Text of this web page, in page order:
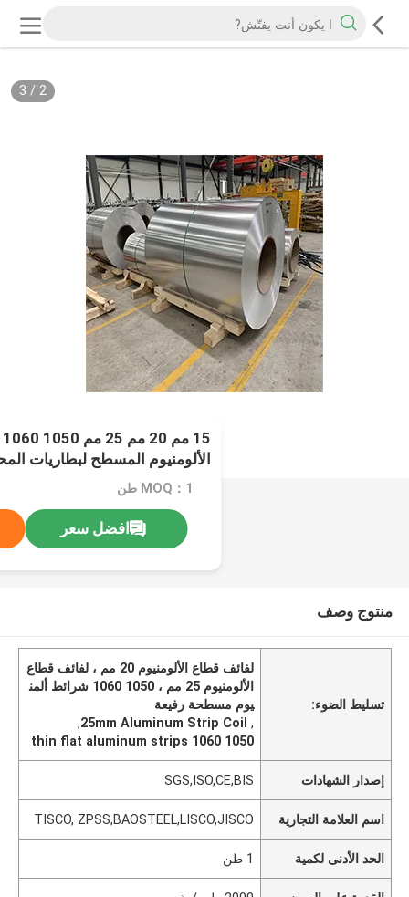
2
/
3
الألومنيوم المسطح لبطاريات
MOQ：1 طن
افضل سعر
منتوج وصف
تسليط الضوء:
لفائف قطاع الألومنيوم 20 مم ، لفائف قطاع
الألومنيوم 25 مم ، 1050 1060 شرائط ألمن
يوم مسطحة رفيعة
,
25mm Aluminum Strip Coil
,
1050 1060 thin flat aluminum strips
إصدار الشهادات SGS,ISO,CE,BIS
اسم العلامة التجارية TISCO, ZPSS,BAOSTEEL,LISCO,JISCO
الحد الأدنى لكمية 1 طن